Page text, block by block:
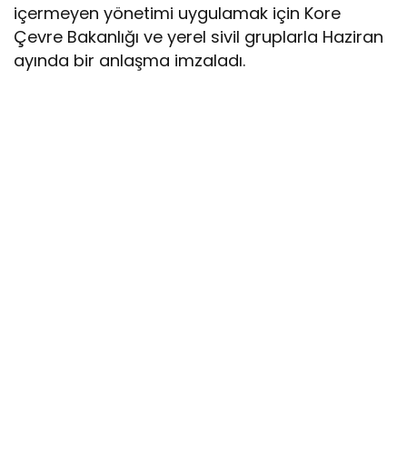
içermeyen yönetimi uygulamak için Kore
Çevre Bakanlığı ve yerel sivil gruplarla Haziran
ayında bir anlaşma imzaladı.